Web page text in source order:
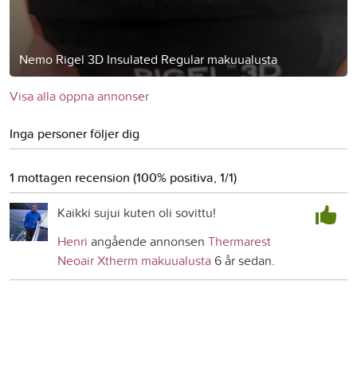
Nemo Rigel 3D Insulated Regular makuualusta
Visa alla öppna annonser
Inga personer följer dig
1 mottagen recension (100% positiva, 1/1)
Kaikki sujui kuten oli sovittu!
Henri angående annonsen Thermarest
Neoair Xtherm makuualusta6 år sedan.